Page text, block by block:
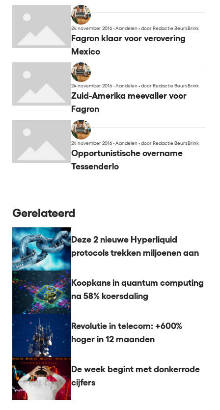
24 november 2016 - Aandelen•door Redactie BeursBrink
Fagron klaar voor verovering
Mexico
24 november 2016 - Aandelen•door Redactie BeursBrink
Zuid-Amerika meevaller voor
Fagron
24 november 2016 - Aandelen•door Redactie BeursBrink
Opportunistische overname
Tessenderlo
Gerelateerd
Deze 2 nieuwe Hyperliquid
protocols trekken miljoenen aan
Koopkans in quantum computing
na 58% koersdaling
Revolutie in telecom: +600%
hoger in 12 maanden
De week begint met donkerrode
cijfers